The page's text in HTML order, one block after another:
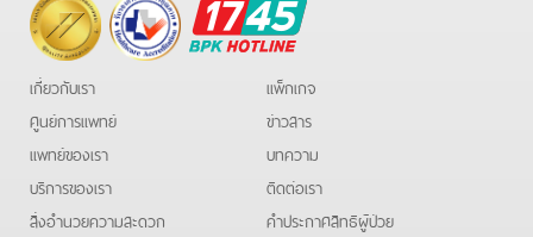
BPK
Hotline
เกี่ยวกับเรา
ศูนย์การแพทย์
แพทย์ของเรา
บริการของเรา
สิ่งอำนวยความสะดวก
แพ็กเกจ
ข่าวสาร
บทความ
ติดต่อเรา
คําประกาศสิทธิผู้ป่วย